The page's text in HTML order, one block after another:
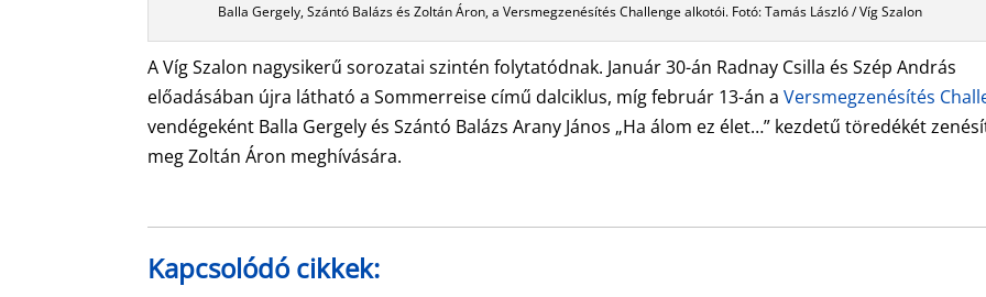
Balla Gergely, Szántó Balázs és Zoltán Áron, a Versmegzenésítés Challenge alkotói. Fotó: Tamás László / Víg Szalon
A Víg Szalon nagysikerű sorozatai szintén folytatódnak. Január 30-án Radnay Csilla és Szép András
előadásában újra látható a Sommerreise című dalciklus, míg február 13-án aVersmegzenésítés
vendégeként Balla Gergely és Szántó Balázs Arany János „Ha álom ez élet…” kezdetű töredékét
meg Zoltán Áron meghívására.
Kapcsolódó cikkek: